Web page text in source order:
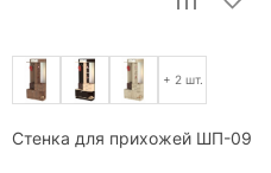
+ 2 шт.
Стенка для прихожей ШП-09